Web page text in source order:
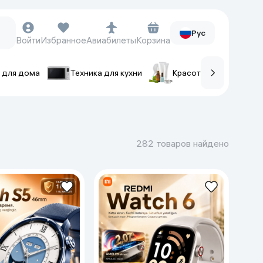
Фитнес-браслеты
Ремешки для часов
Фотоаппараты и видеокамеры
Фотоаппараты
Экшен-камеры
ВойтиИзбранноеАвиабилетыКорзина
Рус
для дома Техника для кухни Красота и уход
282 товаров найдено